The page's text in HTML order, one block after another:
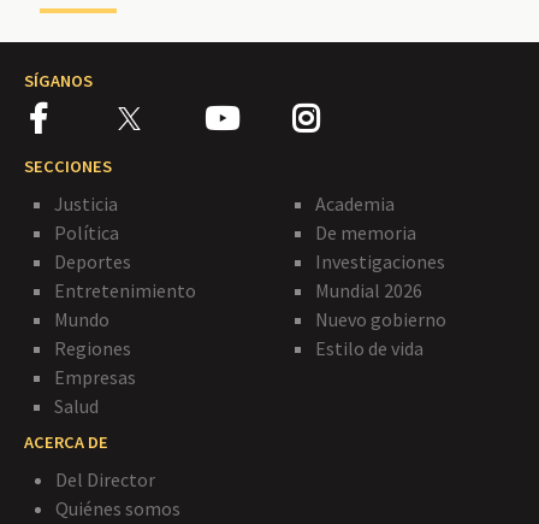
SÍGANOS
SECCIONES
Justicia
Política
Deportes
Entretenimiento
Mundo
Regiones
Empresas
Salud
Academia
De memoria
Investigaciones
Mundial 2026
Nuevo gobierno
Estilo de vida
ACERCA DE
Del Director
Quiénes somos